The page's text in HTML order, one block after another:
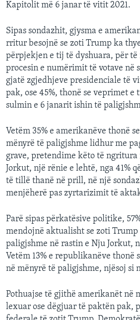
Kapitolit më 6 janar të vitit 2021.
Sipas sondazhit, gjysma e
rritur besojnë se zoti Trump ka
përpjekjen e tij të dyshuara, për të
procesin e numërimit të votave në
gjatë zgjedhjeve presidenciale të
pak, ose 45%, thonë se veprimet e
sulmin e 6 janarit ishin të
Vetëm 35% e amerikanëve thonë
mënyrë të paligjshme lidhur me
grave, pretendime këto të
Jorkut, një rënie e lehtë, nga 41%
të tillë thanë në prill, në një
menjëherë pas zyrtarizimit të
Parë sipas përkatësive politike,
mendojnë aktualisht se zoti
paligjshme në rastin e Nju Jorkut,
Vetëm 13% e republikanëve thonë
në mënyrë të paligjshme, njësoj si
Pothuajse të gjithë amerikanët në
lexuar ose dëgjuar të paktën pak,